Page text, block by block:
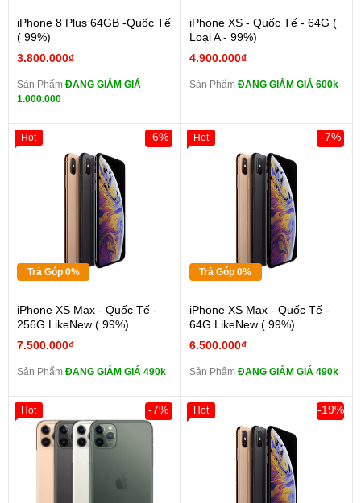
iPhone 8 Plus 64GB -Quốc Tế
( 99%)
3.800.000₫
Sản Phẩm ĐANG GIẢM GIÁ
1.000.000
iPhone XS - Quốc Tế - 64G (
Loại A - 99%)
4.900.000₫
Sản Phẩm ĐANG GIẢM GIÁ 600k
Trả Góp 0%
iPhone XS Max - Quốc Tế -
256G LikeNew ( 99%)
7.500.000₫
-6%
Sản Phẩm ĐANG GIẢM GIÁ 490k
Hot
Trả Góp 0%
iPhone XS Max - Quốc Tế -
64G LikeNew ( 99%)
6.500.000₫
-7%
Sản Phẩm ĐANG GIẢM GIÁ 490k
Hot
-7%
Hot -19%
Hot